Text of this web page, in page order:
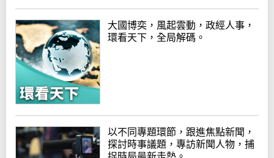
大國博奕，風起雲動，政經人事，
環看天下，全局解碼。
以不同專題環節，跟進焦點新聞，
探討時事議題，專訪新聞人物，捕